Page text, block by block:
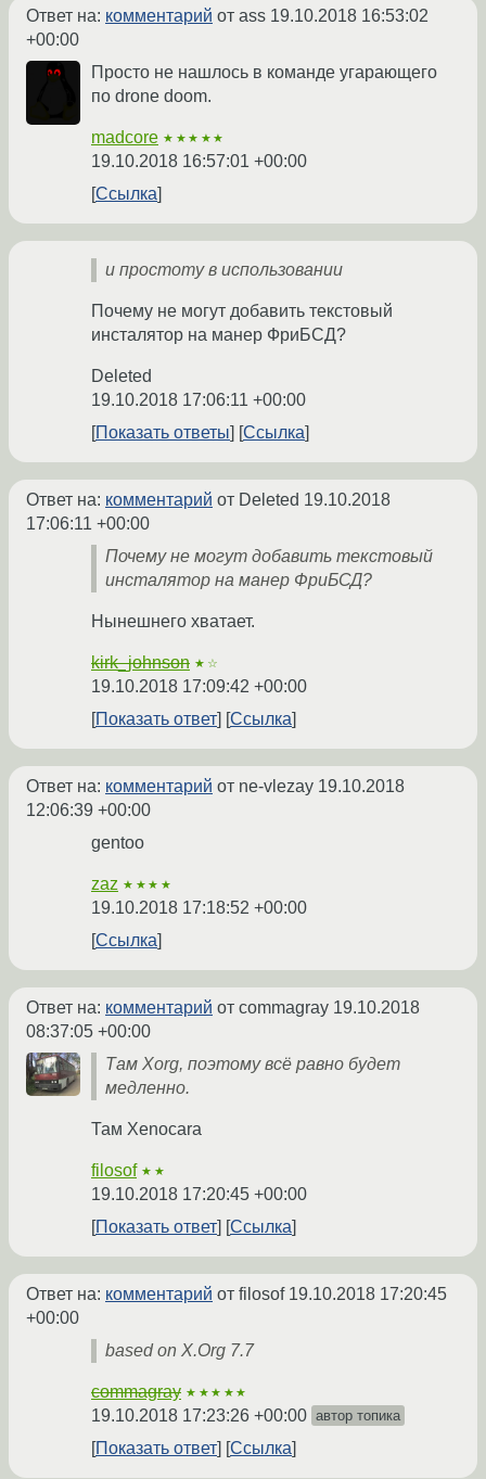
Ответ на: комментарий от ass 19.10.2018 16:53:02
+00:00
Просто не нашлось в команде угарающего
по drone doom.
madcore ★★★★★
19.10.2018 16:57:01 +00:00
Ссылка
и простоту в использовании
Почему не могут добавить текстовый
инсталятор на манер ФриБСД?
Deleted
19.10.2018 17:06:11 +00:00
Показать ответы
Ссылка
Ответ на: комментарий от Deleted 19.10.2018
17:06:11 +00:00
Почему не могут добавить текстовый
инсталятор на манер ФриБСД?
Нынешнего хватает.
kirk_johnson ★☆
19.10.2018 17:09:42 +00:00
Показать ответ
Ссылка
Ответ на: комментарий от ne-vlezay 19.10.2018
12:06:39 +00:00
gentoo
zaz ★★★★
19.10.2018 17:18:52 +00:00
Ссылка
Ответ на: комментарий от commagray 19.10.2018
08:37:05 +00:00
Там Xorg, поэтому всё равно будет
медленно.
Там Xenocara
filosof ★★
19.10.2018 17:20:45 +00:00
Показать ответ
Ссылка
Ответ на: комментарий от filosof 19.10.2018 17:20:45
+00:00
based on X.Org 7.7
commagray ★★★★★
19.10.2018 17:23:26 +00:00 автор топика
Показать ответ Ссылка